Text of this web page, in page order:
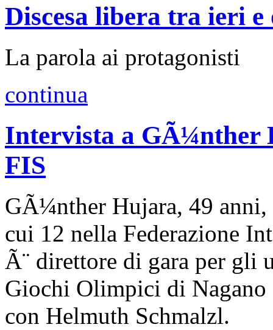
Discesa libera tra ieri e
La parola ai protagonisti
continua
Intervista a GÃ¼nther
FIS
GÃ¼nther Hujara, 49
cui 12 nella Federazione
Ã¨ direttore di gara per gli
Giochi Olimpici di Nagano
con Helmuth Schmalzl.